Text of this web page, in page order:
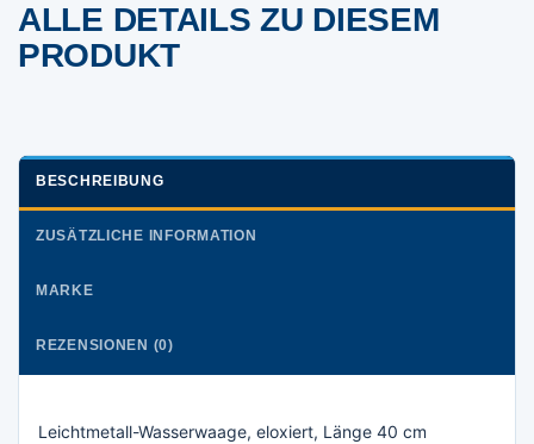
ALLE DETAILS ZU DIESEM
PRODUKT
BESCHREIBUNG
ZUSÄTZLICHE INFORMATION
MARKE
REZENSIONEN (0)
Leichtmetall-Wasserwaage, eloxiert, Länge 40 cm